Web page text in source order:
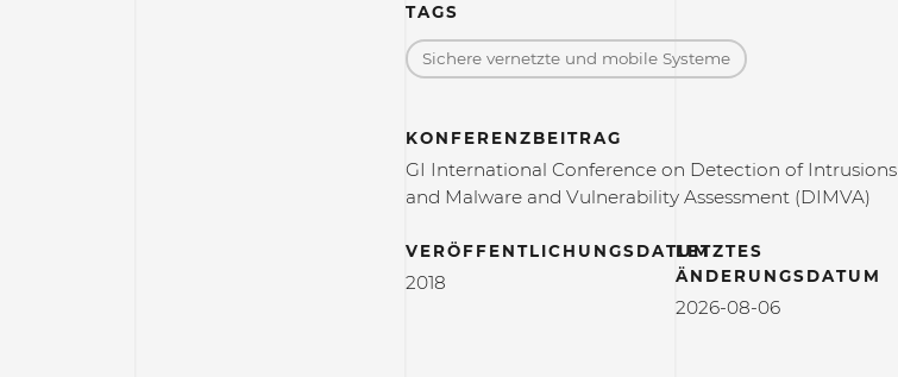
TAGS
Sichere vernetzte und mobile Systeme
KONFERENZBEITRAG
GI International Conference on Detection of Intrusions
and Malware and Vulnerability Assessment (DIMVA)
VERÖFFENTLICHUNGSDATUM
2018
LETZTES
ÄNDERUNGSDATUM
2026-08-06